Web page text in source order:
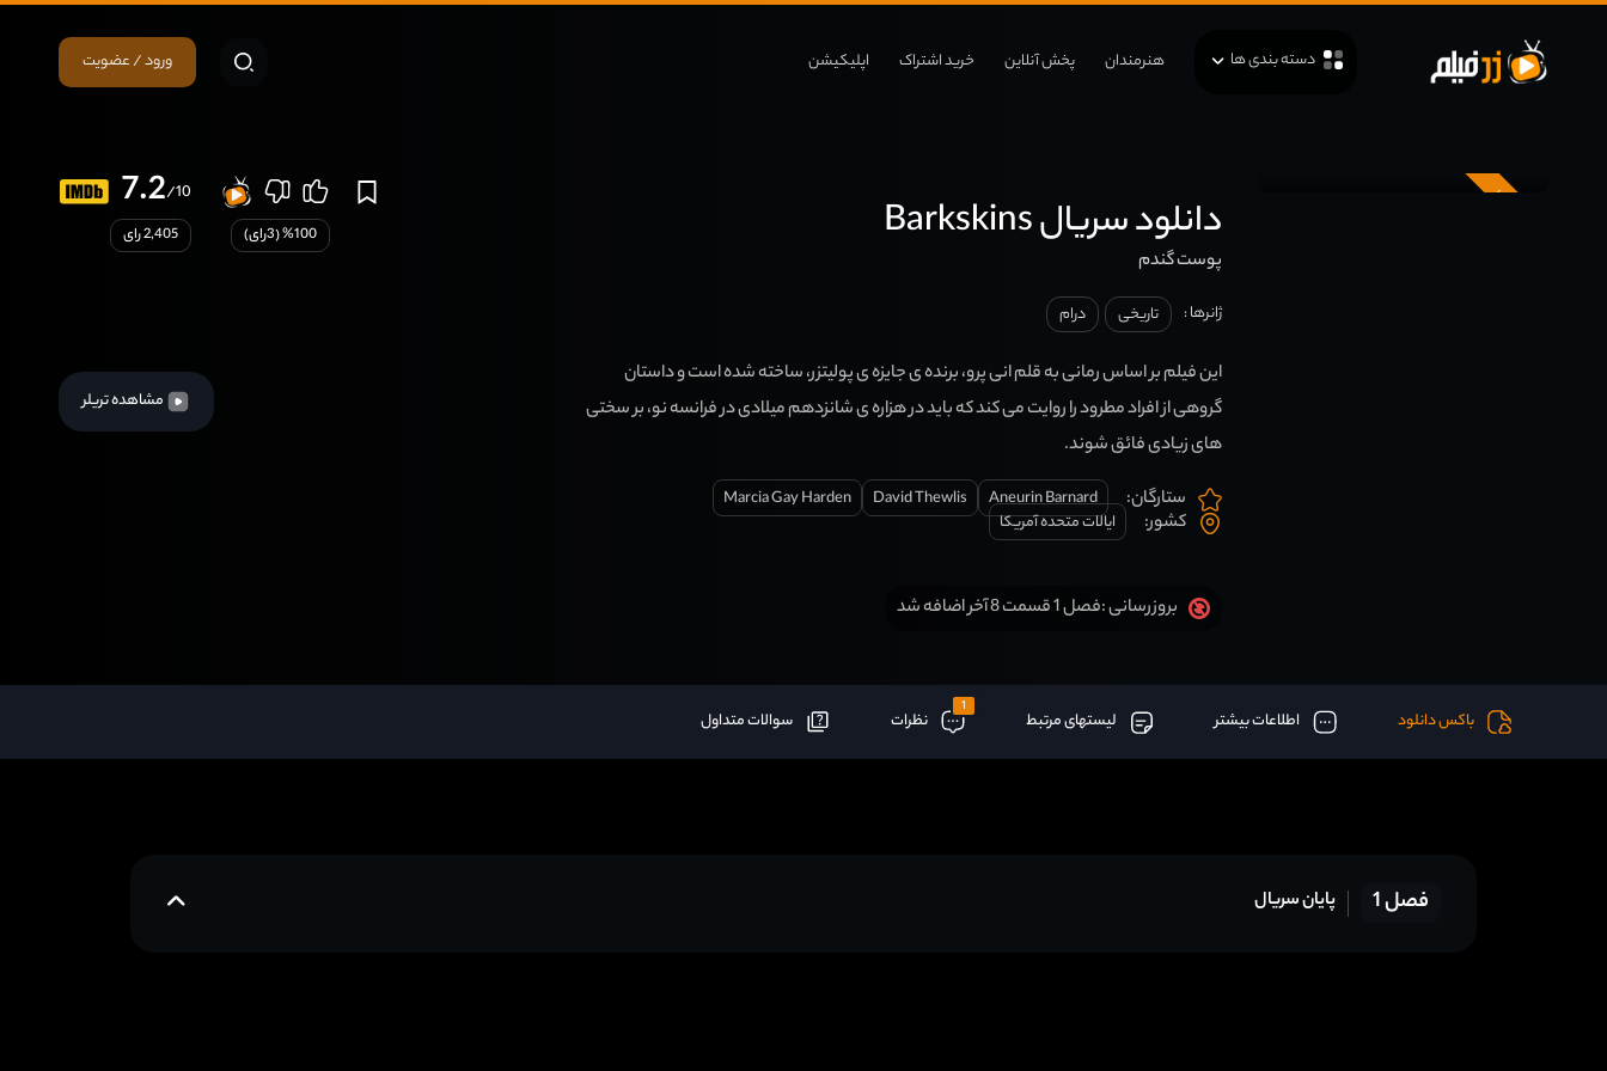
دسته بندی ها هنرمندان پخش آنلاین خرید اشتراک اپلیکیشن ورود / عضویت
زیرنویس دانلود سریال Barkskins
پوست گندم
ژانرها : تاریخی درام
این فیلم بر اساس رمانی به قلم انی پرو، برنده ی جایزه ی پولیتزر، ساخته شده است و داستان
گروهی از افراد مطرود را روایت می کند که باید در هزاره ی شانزدهم میلادی در فرانسه نو، بر سختی
های زیادی فائق شوند.
ستارگان:
Aneurin Barnard
David Thewlis
Marcia Gay Harden
کشور: ایالات متحده آمریکا
بروزرسانی :فصل 1 قسمت 8 آخر اضافه شد
7.2/10
2,405 رای 100
% (
3رای)
مشاهده تریلر
باکس دانلود اطلاعات بیشتر لیستهای مرتبط
1
نظرات سوالات متداول
فصل 1 پایان سریال